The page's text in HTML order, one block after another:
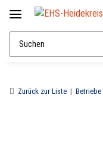
Zurück zur Liste Betriebe